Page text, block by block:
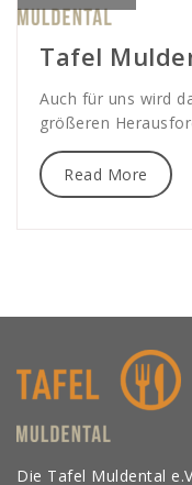
Tafel
Auch für uns wird
größeren
Read More
Die Tafel Muldental